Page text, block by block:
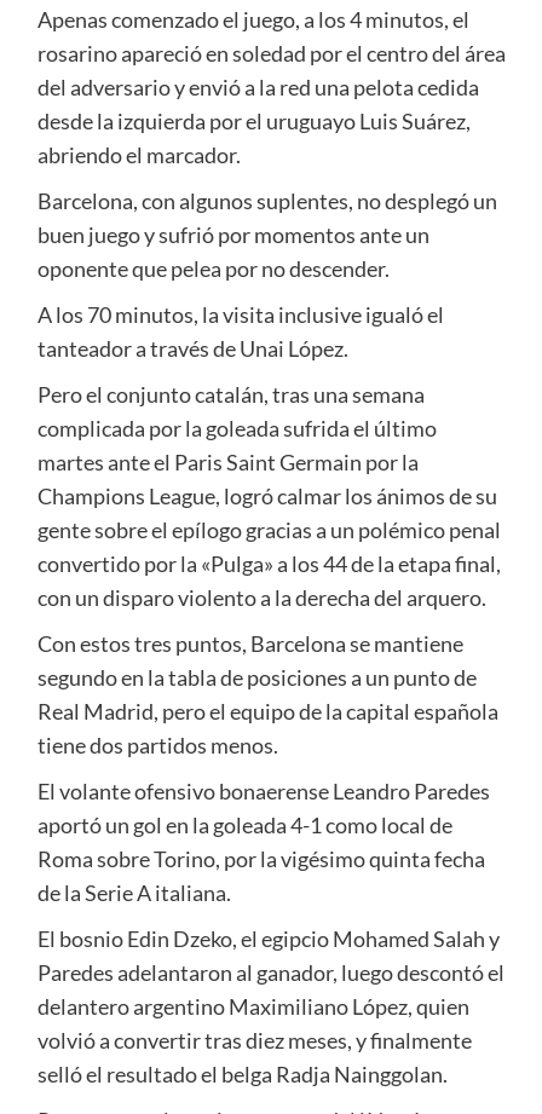
Apenas comenzado el juego, a los 4 minutos, el
rosarino apareció en soledad por el centro del área
del adversario y envió a la red una pelota cedida
desde la izquierda por el uruguayo Luis Suárez,
abriendo el marcador.
Barcelona, con algunos suplentes, no desplegó un
buen juego y sufrió por momentos ante un
oponente que pelea por no descender.
A los 70 minutos, la visita inclusive igualó el
tanteador a través de Unai López.
Pero el conjunto catalán, tras una semana
complicada por la goleada sufrida el último
martes ante el Paris Saint Germain por la
Champions League, logró calmar los ánimos de su
gente sobre el epílogo gracias a un polémico penal
convertido por la «Pulga» a los 44 de la etapa final,
con un disparo violento a la derecha del arquero.
Con estos tres puntos, Barcelona se mantiene
segundo en la tabla de posiciones a un punto de
Real Madrid, pero el equipo de la capital española
tiene dos partidos menos.
El volante ofensivo bonaerense Leandro Paredes
aportó un gol en la goleada 4-1 como local de
Roma sobre Torino, por la vigésimo quinta fecha
de la Serie A italiana.
El bosnio Edin Dzeko, el egipcio Mohamed Salah y
Paredes adelantaron al ganador, luego descontó el
delantero argentino Maximiliano López, quien
volvió a convertir tras diez meses, y finalmente
selló el resultado el belga Radja Nainggolan.